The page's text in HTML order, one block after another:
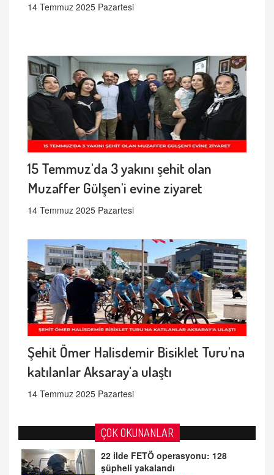
14 Temmuz 2025 Pazartesi
15 Temmuz'da 3 yakını şehit olan
Muzaffer Gülşen'i evine ziyaret
14 Temmuz 2025 Pazartesi
Şehit Ömer Halisdemir Bisiklet Turu'na
katılanlar Aksaray'a ulaştı
14 Temmuz 2025 Pazartesi
ÇOK OKUNANLAR
22 ilde FETÖ operasyonu: 128
şüpheli yakalandı